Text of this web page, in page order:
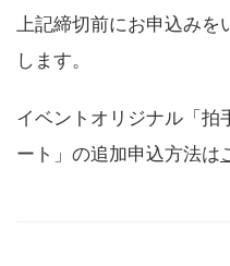
上記締切前にお申込み
します。
イベントオリジナル「拍
ート」の追加申込方法は